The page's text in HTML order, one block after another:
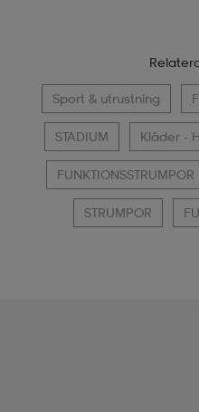
Sport & utrustning
STADIUM Kläder -
FUNKTIONSSTRUMPOR
STRUMPOR